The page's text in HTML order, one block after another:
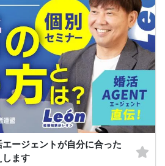
エージェントが自分に合った
します